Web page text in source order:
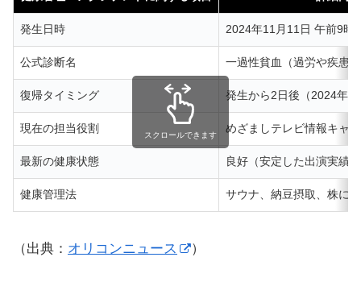
発生日時 2024年11月11日 午前9時
公式診断名 一過性貧血（過労や疾患
復帰タイミング 発生から2日後（2024年
現在の担当役割 めざましテレビ情報キャ
最新の健康状態 良好（安定した出演実績
健康管理法 サウナ、納豆摂取、株に
スクロールできます
（出典： オリコンニュース ）